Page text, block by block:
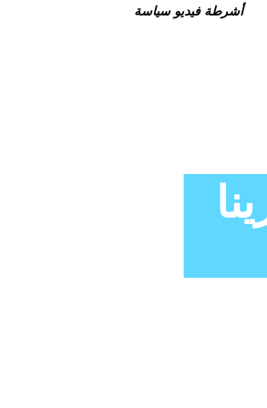
أشرطة فيديو سياسة